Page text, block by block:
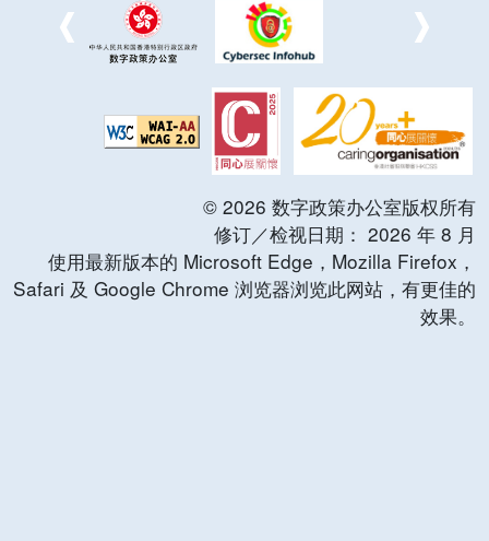
© 2026 数字政策办公室版权所有
修订／检视日期： 2026 年 8 月
使用最新版本的 Microsoft Edge，Mozilla Firefox，
Safari 及 Google Chrome 浏览器浏览此网站，有更佳的
效果。